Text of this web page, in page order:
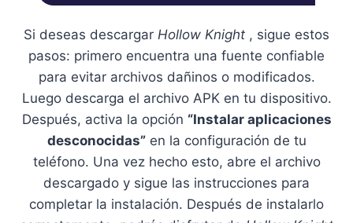
Si deseas descargar Hollow Knight , sigue estos
pasos: primero encuentra una fuente confiable
para evitar archivos dañinos o modificados.
Luego descarga el archivo APK en tu dispositivo.
Después, activa la opción “Instalar aplicaciones
desconocidas”en la configuración de tu
teléfono. Una vez hecho esto, abre el archivo
descargado y sigue las instrucciones para
completar la instalación. Después de instalarlo